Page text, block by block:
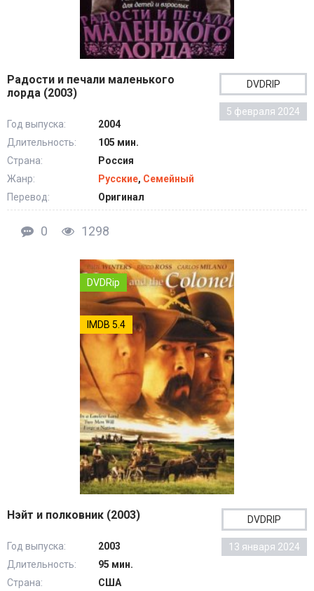
Радости и печали маленького
лорда (2003)
DVDRIP
5 февраля 2024
Год выпуска:
2004
Длительность:
105 мин.
Страна:
Россия
Жанр:
Русские, Семейный
Перевод:
Оригинал
0 1298
DVDRip
IMDB 5.4
Нэйт и полковник (2003) DVDRIP
13 января 2024
Год выпуска:
2003
Длительность:
95 мин.
Страна:
США